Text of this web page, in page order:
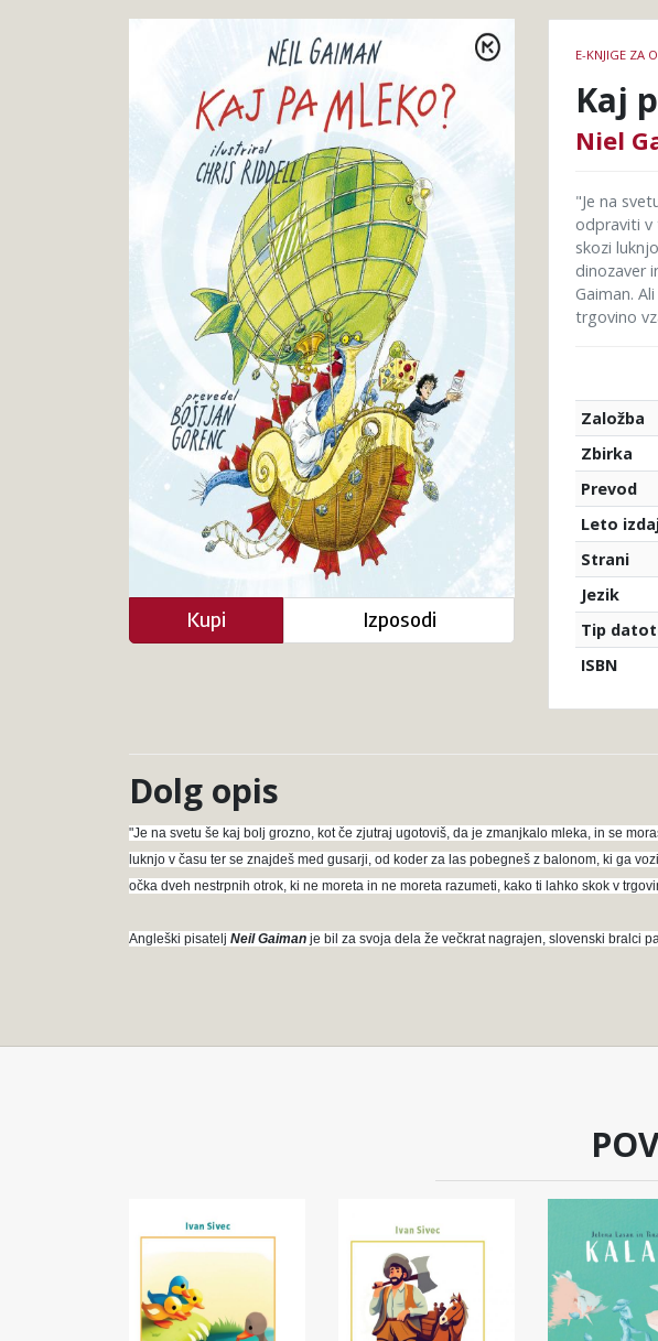
knjige
E-KNJIGE ZA
Kaj
Niel
"Je na
odpraviti v
skozi
dinozaver
Gaiman.
trgovino
Založba
Zbirka
Prevod
Leto
Strani
Jezik
Tip
ISBN
knjigo
Kupi Izposodi
Dolg opis
"Je na svetu še kaj bolj grozno, kot če zjutraj ugotoviš, da je zmanjkalo mleka, in se
luknjo v času ter se znajdeš med gusarji, od koder za las pobegneš z balonom, ki ga
očka dveh nestrpnih otrok, ki ne moreta in ne moreta razumeti, kako ti lahko skok v
Angleški pisatelj Neil Gaiman je bil za svoja dela že večkrat nagrajen, slovenski bralci